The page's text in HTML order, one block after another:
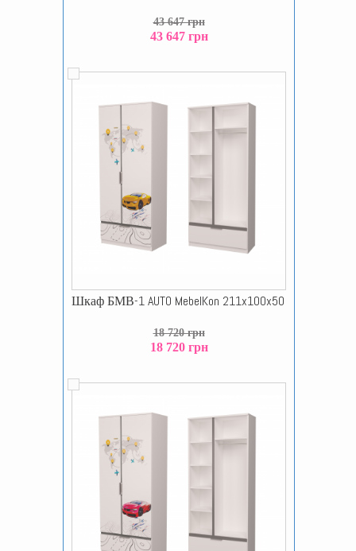
43 647 грн
43 647 грн
Шкаф БМВ-1 AUTO MebelKon 211x100x50
18 720 грн
18 720 грн